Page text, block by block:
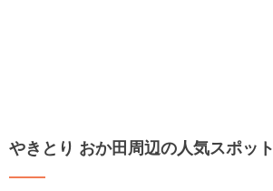
やきとり おか田周辺の人気スポット